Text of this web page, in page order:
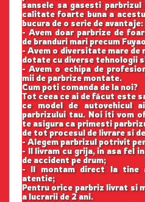
sansele sa gasesti
calitate foarte buna a
bucura de o serie de avantaje:
- Avem doar parbrize de
de branduri mari precum
- Avem o diversitate mare
dotate cu diverse tehnologii
- Avem o echipa de
mii de parbrize montate.
Cum poti comanda de la noi?
Tot ceea ce ai de făcut este
ce model de autovehicul
parbrizului tau. Noi iti vom
te asigura ca primesti
de tot procesul de livrare si
- Alegem parbrizul potrivit
- Il livram cu grija, in asa fel
de accident pe drum;
- Il montam direct la tine
atentie;
Pentru orice parbriz livrat si
a lucrarii de 2 ani.